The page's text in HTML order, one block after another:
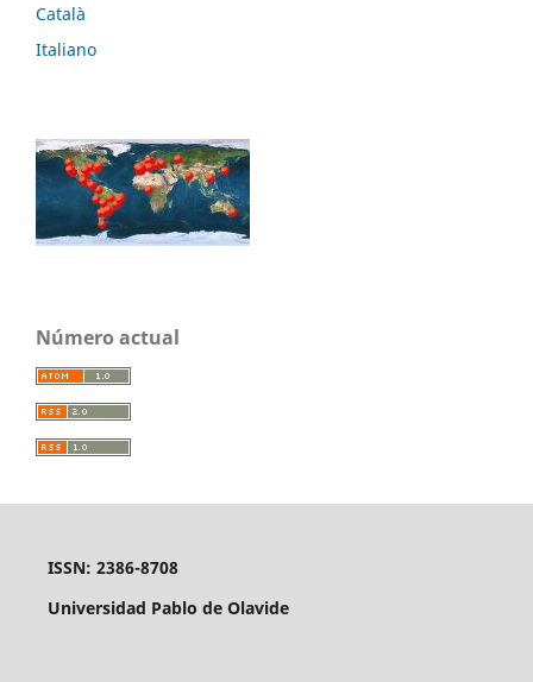
Català
Italiano
Número actual
ISSN: 2386-8708
Universidad Pablo de Olavide